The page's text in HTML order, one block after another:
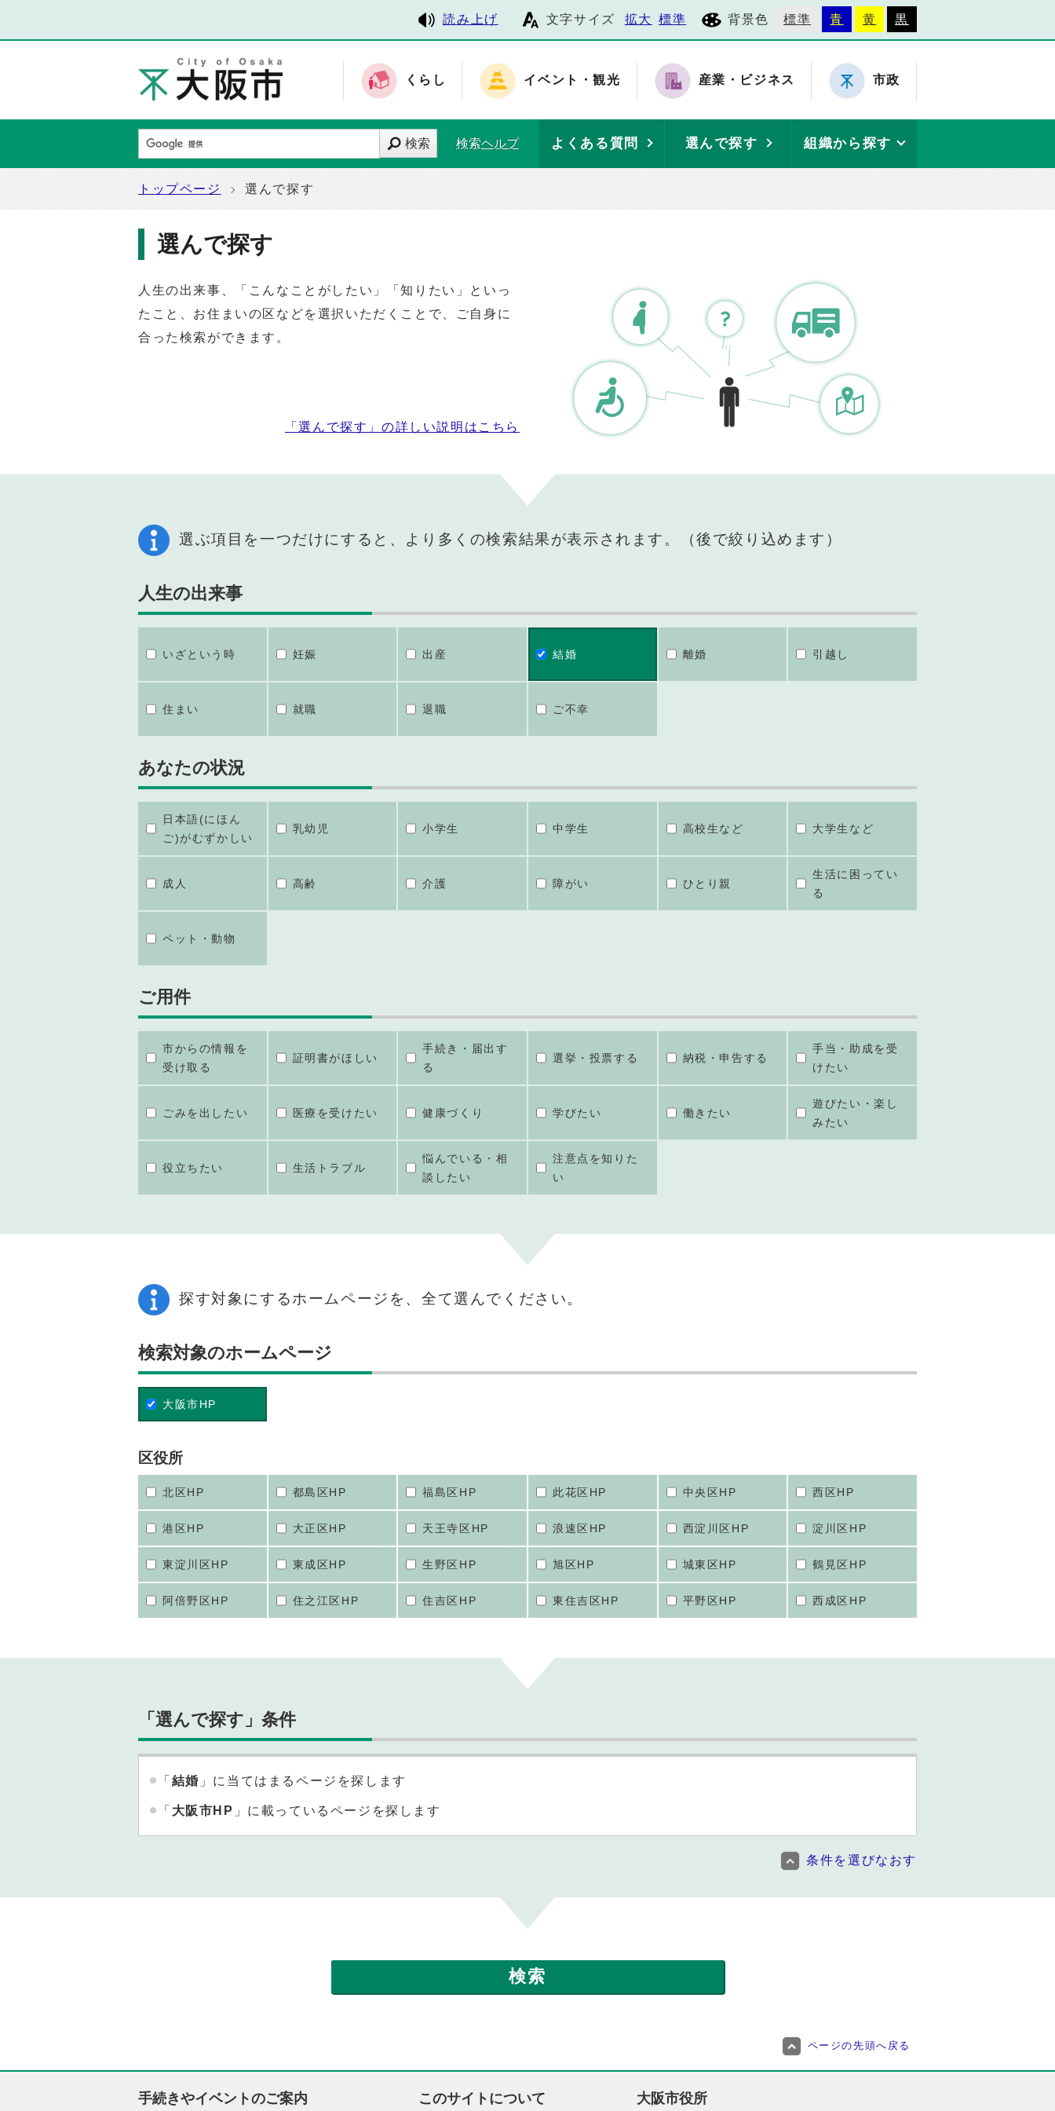
読み上げ 文字サイズ 拡大 標準 背景色 標準 青 黄 黒
くらし イベント・観光 産業・ビジネス 市政
検索 検索ヘルプ よくある質問 選んで探す 組織から探す
トップページ 選んで探す
選んで探す
人生の出来事、「こんなことがしたい」「知りたい」といっ
たこと、お住まいの区などを選択いただくことで、ご自身に
合った検索ができます。
「選んで探す」の詳しい説明はこちら
選ぶ項目を一つだけにすると、より多くの検索結果が表示されます。（後で絞り込めます）
人生の出来事
いざという時 妊娠 出産 結婚 離婚 引越し
住まい 就職 退職 ご不幸
あなたの状況
日本語(にほん
ご)がむずかしい
乳幼児 小学生 中学生 高校生など 大学生など
成人 高齢 介護 障がい ひとり親
生活に困ってい
る
ペット・動物
ご用件
市からの情報を
受け取る
証明書がほしい
手続き・届出す
る
選挙・投票する 納税・申告する
手当・助成を受
けたい
ごみを出したい 医療を受けたい 健康づくり 学びたい 働きたい
遊びたい・楽し
みたい
役立ちたい 生活トラブル
悩んでいる・相
談したい
注意点を知りた
い
探す対象にするホームページを、全て選んでください。
検索対象のホームページ
大阪市HP
区役所
北区HP 都島区HP 福島区HP 此花区HP 中央区HP 西区HP
港区HP 大正区HP 天王寺区HP 浪速区HP 西淀川区HP 淀川区HP
東淀川区HP 東成区HP 生野区HP 旭区HP 城東区HP 鶴見区HP
阿倍野区HP 住之江区HP 住吉区HP 東住吉区HP 平野区HP 西成区HP
「選んで探す」条件
「 結婚 」に当てはまるページを探します
「 大阪市HP 」に載っているページを探します
条件を選びなおす
ページの先頭へ戻る
手続きやイベントのご案内 このサイトについて 大阪市役所